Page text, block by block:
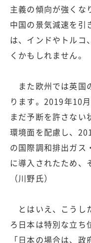
主義の傾向が強くな
中国の景気減速を引
は、インドやトルコ
くかもしれません。
また欧州では英国
ります。2019年10
まだ予断を許さない
環境面を配慮し、
の国際調和排出ガス
に導入されたため、
（川野氏）
とはいえ、こうし
ろ日本は特別な立ち
「日本の場合は、